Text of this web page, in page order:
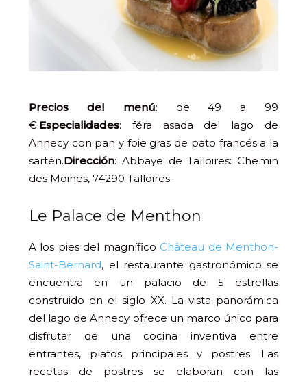
Precios del menú: de 49 a 99
€.Especialidades: féra asada del lago de
Annecy con pan y foie gras de pato francés a la
sartén.Dirección: Abbaye de Talloires: Chemin
des Moines, 74290 Talloires.
Le Palace de Menthon
A los pies del magnífico Château de Menthon-
Saint-Bernard, el restaurante gastronómico se
encuentra en un palacio de 5 estrellas
construido en el siglo XX. La vista panorámica
del lago de Annecy ofrece un marco único para
disfrutar de una cocina inventiva entre
entrantes, platos principales y postres. Las
recetas de postres se elaboran con las